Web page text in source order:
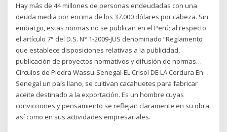
Hay más de 44 millones de personas endeudadas con una
deuda media por encima de los 37.000 dólares por cabeza. Sin
embargo, estas normas no se publican en el Perú; al respecto
el artículo 7° del D.S. N° 1-2009-JUS denominado “Reglamento
que establece disposiciones relativas a la publicidad,
publicación de proyectos normativos y difusión de normas…
Círculos de Piedra Wassu-Senegal-EL Crisol DE LA Cordura En
Senegal un país llano, se cultivan cacahuetes para fabricar
aceite destinado a la exportación. Es un hombre cuyas
convicciones y pensamiento se reflejan claramente en su obra
así como en sus actividades empresariales.